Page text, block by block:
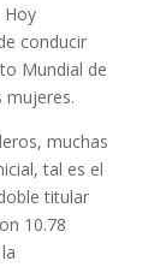
Hoy
conducir
Mundial de
mujeres.
muchas
tal es el
titular
10.78